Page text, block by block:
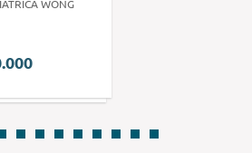
WONG